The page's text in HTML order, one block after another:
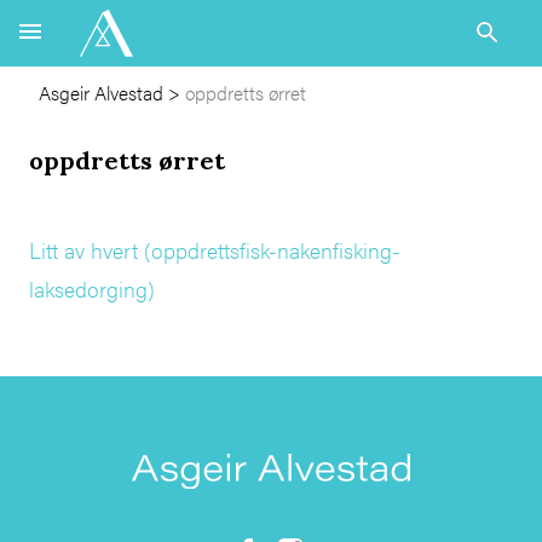
Asgeir Alvestad > oppdretts ørret
oppdretts ørret
Litt av hvert (oppdrettsfisk-nakenfisking-
laksedorging)